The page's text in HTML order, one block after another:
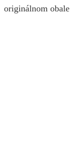
originálnom obale